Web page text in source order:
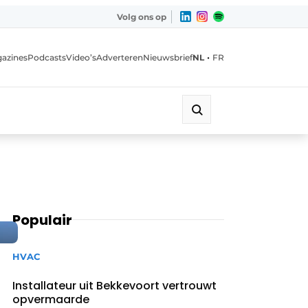
Volg ons op
PodcastsVideo’sAdverterenNieuwsbriefNL • FR
Populair
HVAC
Installateur uit Bekkevoort vertrouwt
opvermaarde